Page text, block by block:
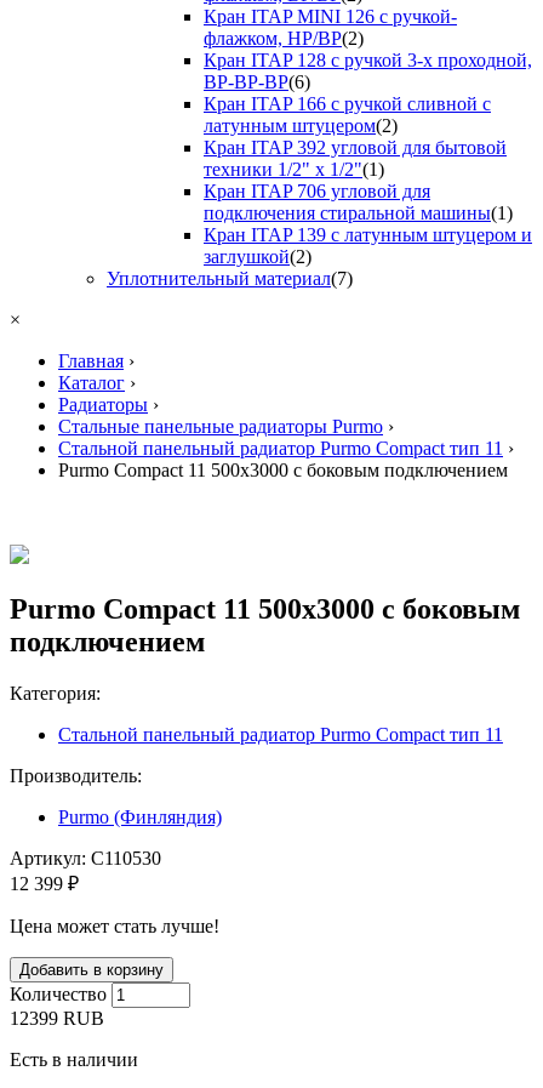
Кран ITAP MINI 126 с ручкой-
флажком, НР/ВР(2)
Кран ITAP 128 с ручкой 3-х проходной,
ВР-ВР-ВР(6)
Кран ITAP 166 с ручкой сливной с
латунным штуцером(2)
Кран ITAP 392 угловой для бытовой
техники 1/2" х 1/2"(1)
Кран ITAP 706 угловой для
подключения стиральной машины(1)
Кран ITAP 139 с латунным штуцером и
заглушкой(2)
Уплотнительный материал(7)
×
Главная ›
Каталог ›
Радиаторы ›
Стальные панельные радиаторы Purmo ›
Стальной панельный радиатор Purmo Compact тип 11 ›
Purmo Compact 11 500х3000 с боковым подключением
Purmo Compact 11 500х3000 с боковым
подключением
Категория:
Стальной панельный радиатор Purmo Compact тип 11
Производитель:
Purmo (Финляндия)
Артикул: C110530
12 399 ₽
Цена может стать лучше!
Количество
12399 RUB
Есть в наличии